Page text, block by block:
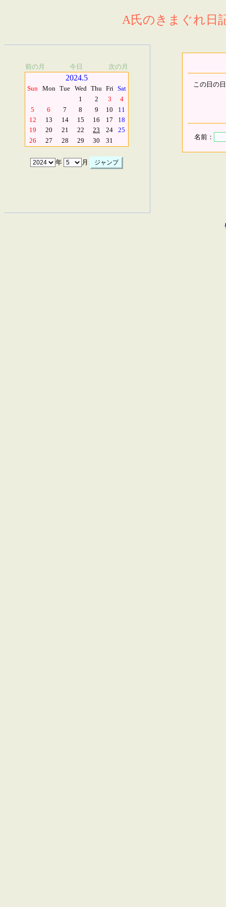
A氏のきまぐれ日
前の月 今日 次の月
2024.5
Sun Mon Tue Wed Thu Fri Sat
1
2 3
4
5
6 7 8 9 10
11
12
13 14 15 16 17
18
19
20 21 22 23 24
25
26
27 28 29 30 31
年 月
この日の
名前：